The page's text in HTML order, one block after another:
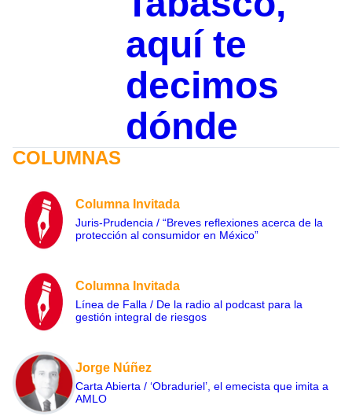
aquí te
decimos
dónde
COLUMNAS
Columna Invitada
Juris-Prudencia / “Breves reflexiones acerca de la
protección al consumidor en México”
Columna Invitada
Línea de Falla / De la radio al podcast para la
gestión integral de riesgos
Jorge Núñez
Carta Abierta / ‘Obraduriel’, el emecista que imita a
AMLO